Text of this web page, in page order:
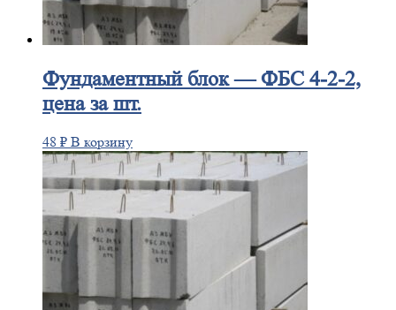
Фундаментныйблок — ФБС 4-2-2,
цена за шт.
48 ₽ В корзину